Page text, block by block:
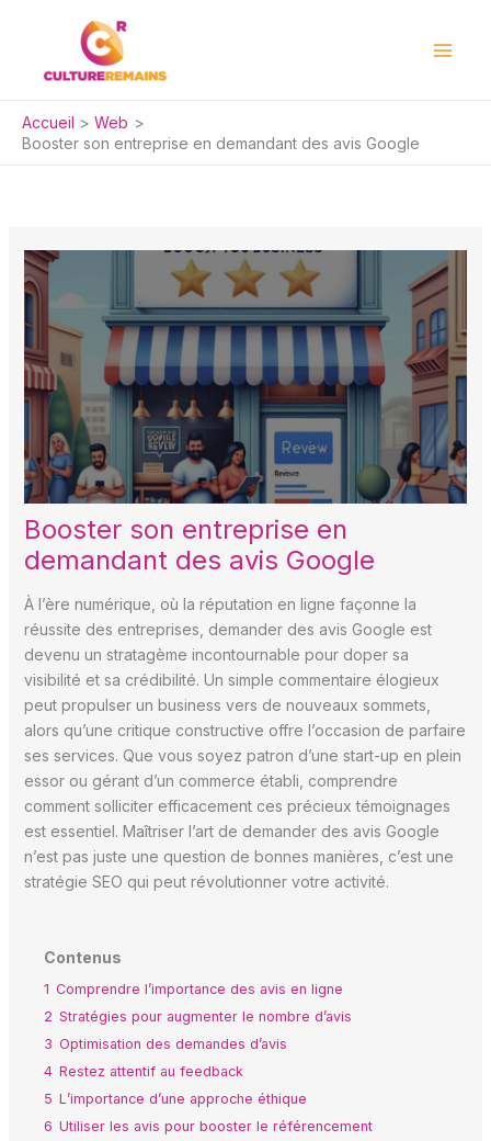
Accueil
Web
Booster son entreprise en demandant des avis Google
Booster son entreprise en
demandant des avis Google
À l’ère numérique, où la réputation en ligne façonne la
réussite des entreprises, demander des avis Google est
devenu un stratagème incontournable pour doper sa
visibilité et sa crédibilité. Un simple commentaire élogieux
peut propulser un business vers de nouveaux sommets,
alors qu’une critique constructive offre l’occasion de parfaire
ses services. Que vous soyez patron d’une start-up en plein
essor ou gérant d’un commerce établi, comprendre
comment solliciter efficacement ces précieux témoignages
est essentiel. Maîtriser l’art de demander des avis Google
n’est pas juste une question de bonnes manières, c’est une
stratégie SEO qui peut révolutionner votre activité.
Contenus
1 Comprendre l’importance des avis en ligne
2 Stratégies pour augmenter le nombre d’avis
3 Optimisation des demandes d’avis
4 Restez attentif au feedback
5 L’importance d’une approche éthique
6 Utiliser les avis pour booster le référencement